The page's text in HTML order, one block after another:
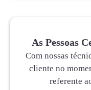
As Pessoas
Com nossas
cliente no
referente